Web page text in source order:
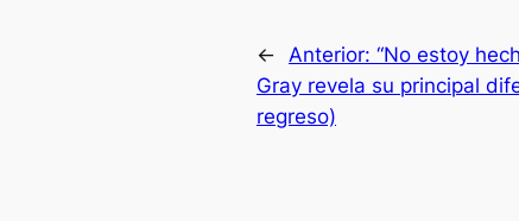
← Anterior: “No estoy
Gray revela su principal
regreso)